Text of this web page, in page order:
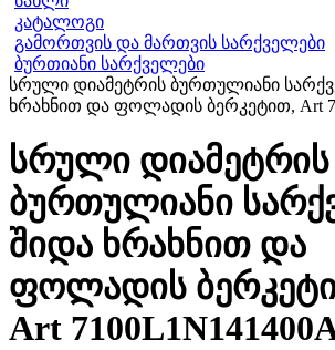
კატალოგი
გამორთვის და მართვის სარქველები
ბურთიანი სარქველები
სრული დიამეტრის ბურთულიანი
ხრახნით და ფოლადის ბერკეტით, Art
სრული დიამეტრის
ბურთულიანი
შიდა ხრახნით და
ფოლადის
Art